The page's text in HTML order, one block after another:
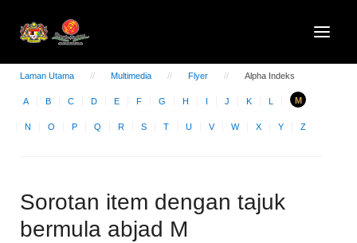
Laman Utama Multimedia Flyer Alpha Indeks
A B C D E F G H I J K L M
N O P Q R S T U V W X Y Z
Sorotan item dengan tajuk
bermula abjad M